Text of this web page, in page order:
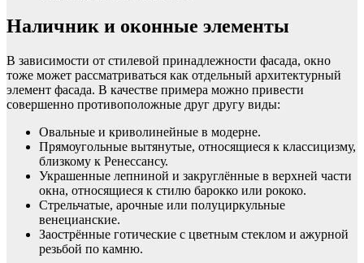
Наличник и оконные элементы
В зависимости от стилевой принадлежности фасада, окно
тоже может рассматриваться как отдельный архитектурный
элемент фасада. В качестве примера можно привести
совершенно противоположные друг другу виды:
Овальные и криволинейные в модерне.
Прямоугольные вытянутые, относящиеся к классицизму,
близкому к Ренессансу.
Украшенные лепниной и закруглённые в верхней части
окна, относящиеся к стилю барокко или рококо.
Стрельчатые, арочные или полуциркульные
венецианские.
Заострённые готические с цветным стеклом и ажурной
резьбой по камню.